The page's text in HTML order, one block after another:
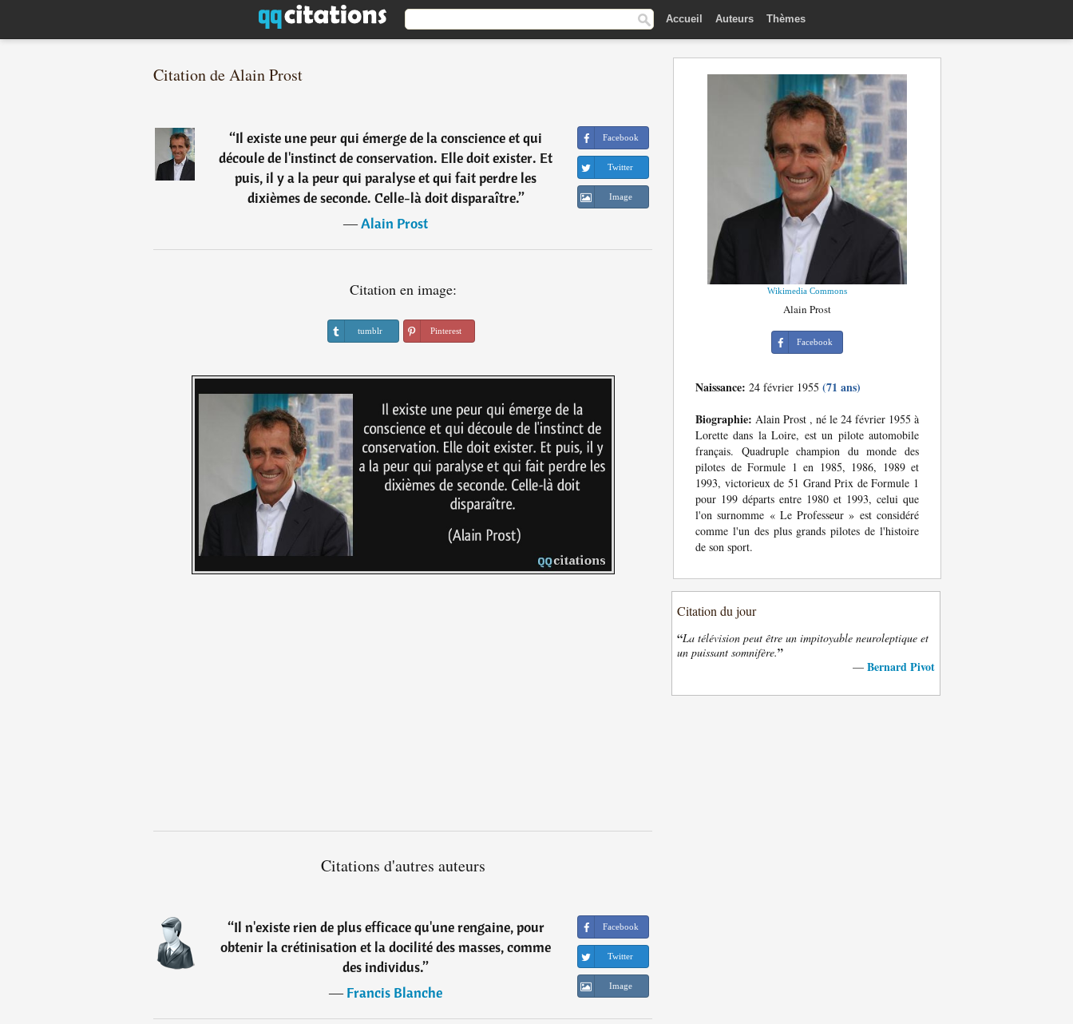
Accueil Auteurs Thèmes
Citation de Alain Prost
“Il existe une peur qui émerge de la conscience et qui
découle de l'instinct de conservation. Elle doit exister. Et
puis, il y a la peur qui paralyse et qui fait perdre les
dixièmes de seconde. Celle-là doit disparaître.”
―Alain Prost
Facebook
Twitter
Image
Citation en image:
tumblr Pinterest
Citations d'autres auteurs
“Il n'existe rien de plus efficace qu'une rengaine, pour
obtenir la crétinisation et la docilité des masses, comme
des individus.”
―Francis Blanche
Facebook
Twitter
Image
Wikimedia Commons
Alain Prost
Facebook
Naissance: 24 février 1955 (71 ans)
Biographie: Alain Prost , né le 24 février 1955 à
Lorette dans la Loire, est un pilote automobile
français. Quadruple champion du monde des
pilotes de Formule 1 en 1985, 1986, 1989 et
1993, victorieux de 51 Grand Prix de Formule 1
pour 199 départs entre 1980 et 1993, celui que
l'on surnomme « Le Professeur » est considéré
comme l'un des plus grands pilotes de l'histoire
de son sport.
Citation du jour
“La télévision peut être un impitoyable neuroleptique et
un puissant somnifère.”
— Bernard Pivot